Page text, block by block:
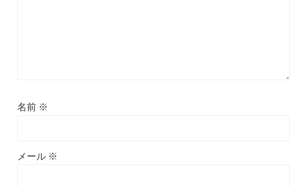
名前 ※
メール ※